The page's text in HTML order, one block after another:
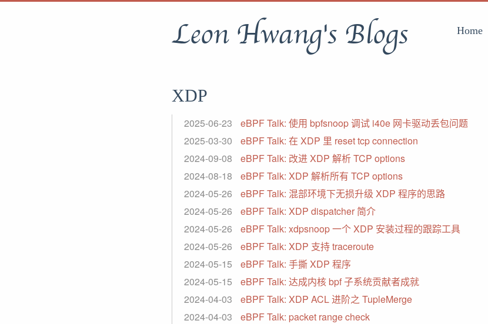
Leon Hwang's Blogs Home
XDP
2025-06-23
eBPF Talk: 使用 bpfsnoop 调试 i40e 网卡驱动丢包问题
2025-03-30
eBPF Talk: 在 XDP 里 reset tcp connection
2024-09-08
eBPF Talk: 改进 XDP 解析 TCP options
2024-08-18
eBPF Talk: XDP 解析所有 TCP options
2024-05-26
eBPF Talk: 混部环境下无损升级 XDP 程序的思路
2024-05-26
eBPF Talk: XDP dispatcher 简介
2024-05-26
eBPF Talk: xdpsnoop 一个 XDP 安装过程的跟踪工具
2024-05-26
eBPF Talk: XDP 支持 traceroute
2024-05-15
eBPF Talk: 手撕 XDP 程序
2024-05-15
eBPF Talk: 达成内核 bpf 子系统贡献者成就
2024-04-03
eBPF Talk: XDP ACL 进阶之 TupleMerge
2024-04-03
eBPF Talk: packet range check